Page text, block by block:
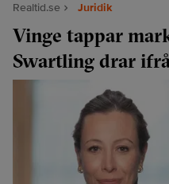
Realtid.se Juridik
Vinge tappar
Swartling drar